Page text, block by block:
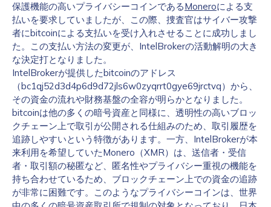
保護機能の高いプライバシーコインであるMoneroによる支
払いを要求していましたが、この際、捜査官はサイバー攻撃
者にbitcoinによる支払いを受け入れさせることに成功しまし
た。この支払い方法の変更が、IntelBrokerの活動解明の大き
な決定打となりました。
IntelBrokerが提供したbitcoinのアドレス
（bc1qj52d3d4p6d9d72jls6w0zyqrrt0gye69jrctvq）から、
その資金の流れや財務基盤の全容が明らかとなりました。
bitcoinは他の多くの暗号資産と同様に、透明性の高いブロッ
クチェーン上で取引が公開される仕組みのため、取引履歴を
追跡しやすいという特徴があります。一方、IntelBrokerが本
来利用を希望していたMonero（XMR）は、送信者・受信
者・取引額の秘匿など、匿名性やプライバシー重視の機能を
持ち合わせているため、ブロックチェーン上での資金の追跡
が非常に困難です。このようなプライバシーコインは、世界